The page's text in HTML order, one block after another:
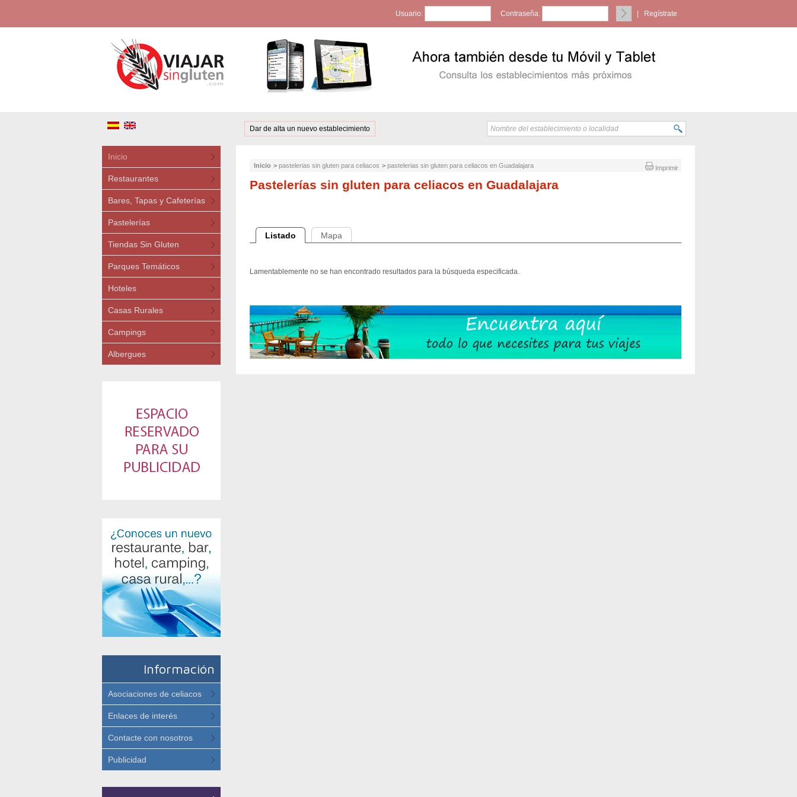
Usuario: Contraseña: Regístrate
Dar de alta un nuevo establecimiento
Inicio
Restaurantes
Bares, Tapas y Cafeterías
Pastelerías
Tiendas Sin Gluten
Parques Temáticos
Hoteles
Casas Rurales
Campings
Albergues
Información
Asociaciones de celiacos
Enlaces de interés
Contacte con nosotros
Publicidad
Imprimir
Inicio > pastelerias sin gluten para celiacos > pastelerias sin gluten para celiacos en Guadalajara
Pastelerías sin gluten para celiacos en Guadalajara
Listado Mapa
Lamentablemente no se han encontrado resultados para la búsqueda especificada.